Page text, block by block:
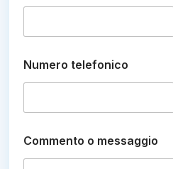
Numero telefonico
e
l
Commento o messaggio